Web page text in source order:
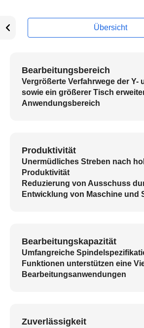
Übersicht
Bearbeitungsbereich
Vergrößerte Verfahrwege der Y-
sowie ein größerer Tisch
Anwendungsbereich
Produktivität
Unermüdliches Streben nach
Produktivität
Reduzierung von Ausschuss
Entwicklung von Maschine und
Bearbeitungskapazität
Umfangreiche
Funktionen unterstützen eine
Bearbeitungsanwendungen
Zuverlässigkeit